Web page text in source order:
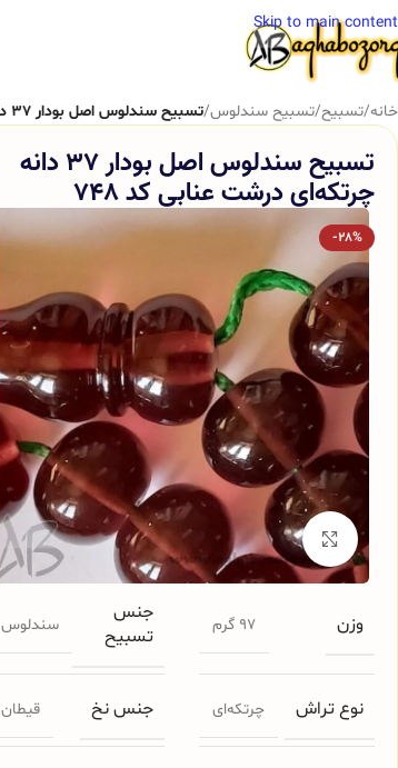
Skip to main content
خانه/تسبیح/تسبیح سندلوس/تسبیح سندلوس اصل بودار 37 دانه چرتکه‌ای درشت عنابی کد 748
تسبیح سندلوس اصل بودار 37 دانه
چرتکه‌ای درشت عنابی کد 748
-28%
برای بزرگنمایی کلیک کنید
وزن 97 گرم
جنس
تسبیح
سندلوس
نوع تراش چرتکه‌ای جنس نخ قیطان